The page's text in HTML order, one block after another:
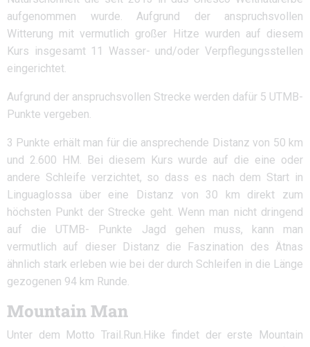
aufgenommen wurde. Aufgrund der anspruchsvollen
Witterung mit vermutlich großer Hitze wurden auf diesem
Kurs insgesamt 11 Wasser- und/oder Verpflegungsstellen
eingerichtet.
Aufgrund der anspruchsvollen Strecke werden dafür 5 UTMB-
Punkte vergeben.
3 Punkte erhält man für die ansprechende Distanz von 50 km
und 2.600 HM. Bei diesem Kurs wurde auf die eine oder
andere Schleife verzichtet, so dass es nach dem Start in
Linguaglossa über eine Distanz von 30 km direkt zum
höchsten Punkt der Strecke geht. Wenn man nicht dringend
auf die UTMB- Punkte Jagd gehen muss, kann man
vermutlich auf dieser Distanz die Faszination des Ätnas
ähnlich stark erleben wie bei der durch Schleifen in die Länge
gezogenen 94 km Runde.
Mountain Man
Unter dem Motto Trail.Run.Hike findet der erste Mountain